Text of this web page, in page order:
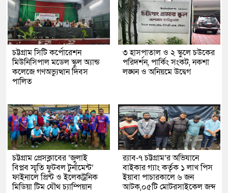
চট্টগ্রাম সিটি কর্পোরেশন
মিউনিসিপাল মডেল স্কুল অ্যান্ড
কলেজে গণঅভ্যুত্থান দিবস
পালিত
৩ হাসপাতাল ও ২ স্কুলে চউকের
পরিদর্শন, পার্কিং সংকট, নকশা
লঙ্ঘন ও অনিয়মে উদ্বেগ
চট্টগ্রাম প্রেসক্লাবের ‘জুলাই
বিপ্লব স্মৃতি ফুটবল টুর্নামেন্ট’
ফাইনালে প্রিন্ট ও ইলেকট্রনিক
মিডিয়া টিম যৌথ চ্যাম্পিয়ান
র‌্যাব-৭ চট্টগ্রাম’র অভিযানে
বাইকার গ্যাং কর্তৃক ১ লাখ পিস
ইয়াবা পাচারকালে ৬ জন
আটক,০৫টি মোটরসাইকেল জব্দ